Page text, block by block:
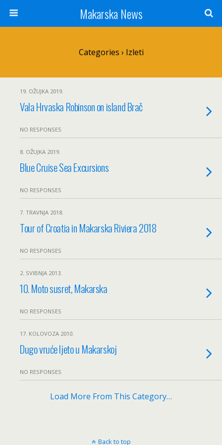
Makarska News
Categories › Izleti
19. OŽUJKA 2019.
Vala Hrvaska Robinson on island Brač
NO RESPONSES
8. OŽUJKA 2019.
Blue Cruise Sea Excursions
NO RESPONSES
7. TRAVNJA 2018.
Tour of Croatia in Makarska Riviera 2018
NO RESPONSES
2. SVIBNJA 2013.
10. Moto susret, Makarska
NO RESPONSES
17. KOLOVOZA 2010.
Dugo vruće ljeto u Makarskoj
NO RESPONSES
Load More From This Category…
Back to top